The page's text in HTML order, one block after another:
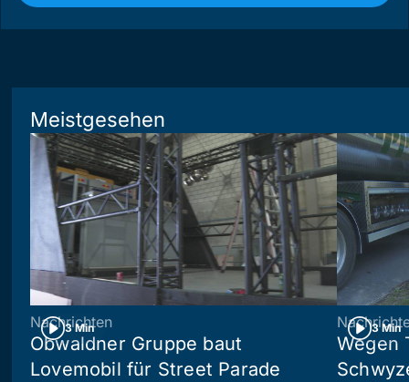
Meistgesehen
3 Min
Nachrichten
Obwaldner Gruppe baut
Lovemobil für Street Parade
3 Min
Wegen